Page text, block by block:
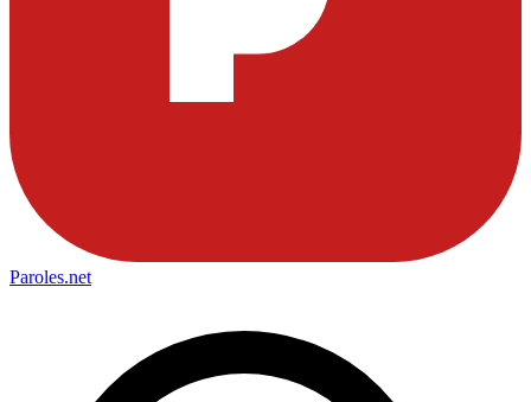
Paroles.net